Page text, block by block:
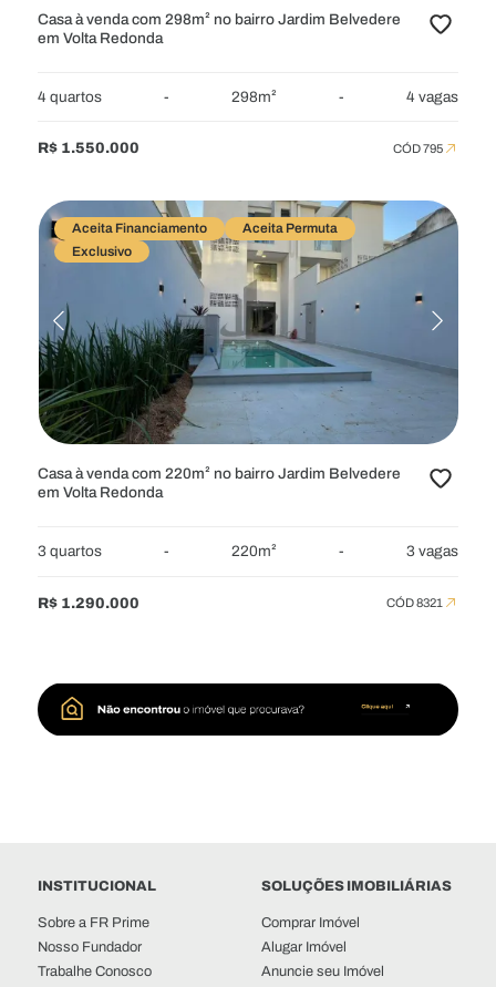
Casa à venda com 298m² no bairro Jardim Belvedere
em Volta Redonda
4 quartos - 298m² - 4 vagas
R$ 1.550.000 CÓD 795
Aceita Financiamento
Aceita Permuta
Exclusivo
Casa à venda com 220m² no bairro Jardim Belvedere
em Volta Redonda
3 quartos - 220m² - 3 vagas
R$ 1.290.000 CÓD 8321
INSTITUCIONAL
Sobre a FR Prime
Nosso Fundador
Trabalhe Conosco
SOLUÇÕES IMOBILIÁRIAS
Comprar Imóvel
Alugar Imóvel
Anuncie seu Imóvel